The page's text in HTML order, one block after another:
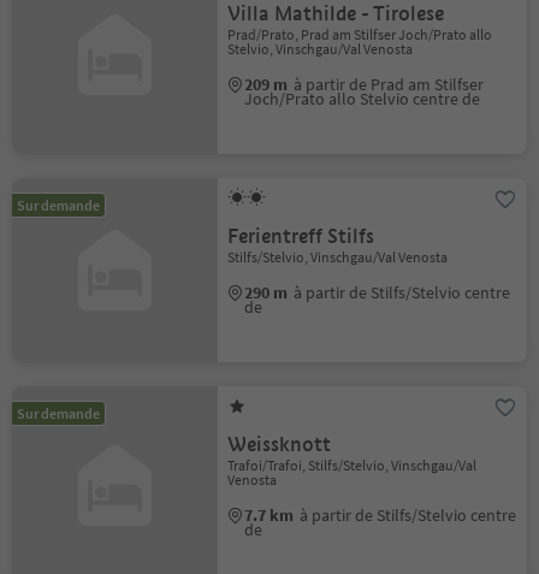
Villa Mathilde - Tirolese
Prad/Prato, Prad am Stilfser Joch/Prato allo
Stelvio, Vinschgau/Val Venosta
209 m à partir de Prad am Stilfser
Joch/Prato allo Stelvio centre de
Sur demande
Ferientreff Stilfs
Stilfs/Stelvio, Vinschgau/Val Venosta
290 m à partir de Stilfs/Stelvio centre
de
Sur demande
Weissknott
Trafoi/Trafoi, Stilfs/Stelvio, Vinschgau/Val
Venosta
7.7 km à partir de Stilfs/Stelvio centre
de